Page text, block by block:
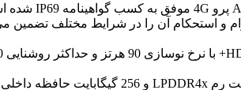
و استحکام آن را در شرایط مختلف تضمین